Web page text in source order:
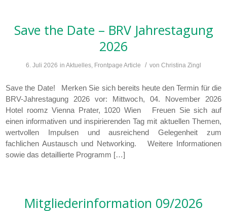
Save the Date – BRV Jahrestagung
2026
6. Juli 2026 in Aktuelles, Frontpage Article / von Christina Zingl
Save the Date! Merken Sie sich bereits heute den Termin für die
BRV-Jahrestagung 2026 vor: Mittwoch, 04. November 2026
Hotel roomz Vienna Prater, 1020 Wien Freuen Sie sich auf
einen informativen und inspirierenden Tag mit aktuellen Themen,
wertvollen Impulsen und ausreichend Gelegenheit zum
fachlichen Austausch und Networking. Weitere Informationen
sowie das detaillierte Programm […]
Mitgliederinformation 09/2026